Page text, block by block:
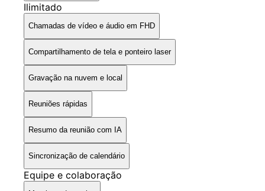
Ilimitado
Chamadas de vídeo e áudio em FHD
Compartilhamento de tela e ponteiro laser
Gravação na nuvem e local
Reuniões rápidas
Resumo da reunião com IA
Sincronização de calendário
Equipe e colaboração